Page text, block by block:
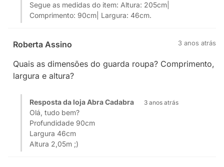
Segue as medidas do item: Altura: 205cm|
Comprimento: 90cm| Largura: 46cm.
Roberta Assino 3 anos atrás
Quais as dimensões do guarda roupa? Comprimento,
largura e altura?
Resposta da loja Abra Cadabra 3 anos atrás
Olá, tudo bem?
Profundidade 90cm
Largura 46cm
Altura 2,05m ;)